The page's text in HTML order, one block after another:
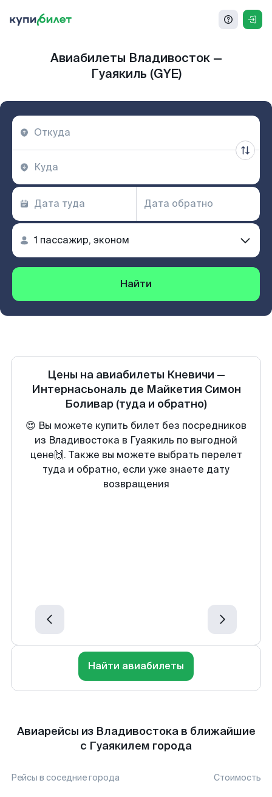
Авиабилеты Владивосток —
Гуаякиль (GYE)
Найти
Цены на авиабилеты Кневичи —
Интернасьональ де Майкетия Симон
Боливар (туда и обратно)
😍 Вы можете купить билет без посредников
из Владивостока в Гуаякиль по выгодной
цене🙌. Также вы можете выбрать перелет
туда и обратно, если уже знаете дату
возвращения
Найти авиабилеты
Авиарейсы из Владивостока в ближайшие
с Гуаякилем города
Рейсы в соседние города Стоимость